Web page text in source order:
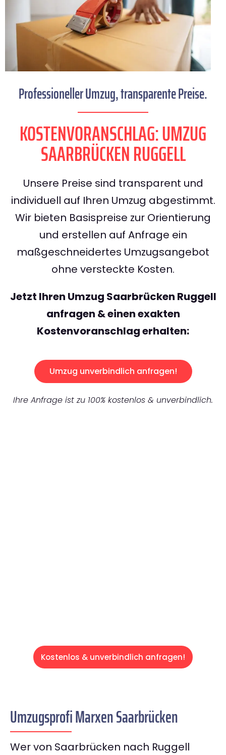
Professioneller Umzug, transparente Preise.
KOSTENVORANSCHLAG: UMZUG
SAARBRÜCKEN RUGGELL
Unsere Preise sind transparent und
individuell auf Ihren Umzug abgestimmt.
Wir bieten Basispreise zur Orientierung
und erstellen auf Anfrage ein
maßgeschneidertes Umzugsangebot
ohne versteckte Kosten.
Jetzt Ihren Umzug Saarbrücken Ruggell
anfragen & einen exakten
Kostenvoranschlag erhalten:
Umzug unverbindlich anfragen!
Ihre Anfrage ist zu 100% kostenlos & unverbindlich.
Kostenlos & unverbindlich anfragen!
Umzugsprofi Marxen Saarbrücken
Wer von Saarbrücken nach Ruggell